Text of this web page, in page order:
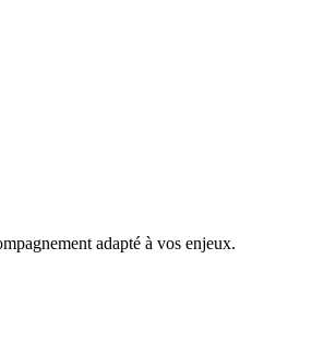
adapté à vos enjeux.